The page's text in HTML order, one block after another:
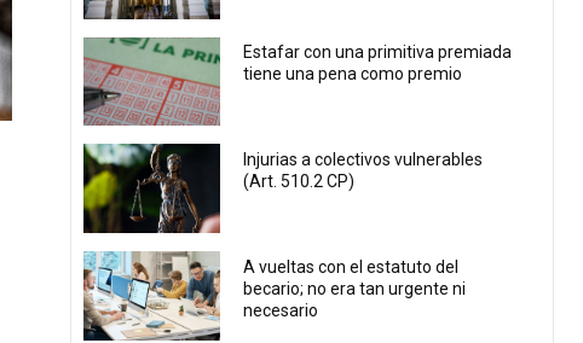
Estafar con una primitiva premiada
tiene una pena como premio
Injurias a colectivos vulnerables
(Art. 510.2 CP)
A vueltas con el estatuto del
becario; no era tan urgente ni
necesario